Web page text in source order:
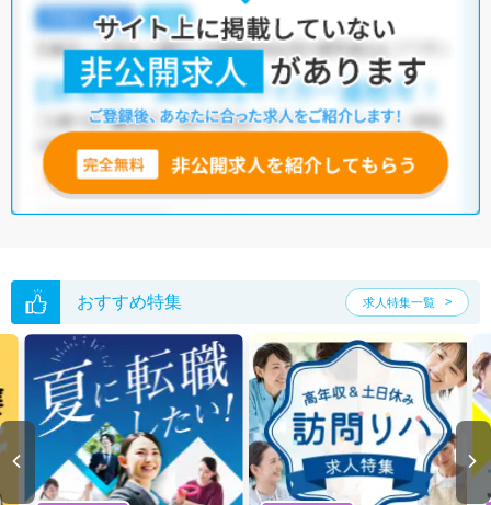
千葉市中央区の管理栄養士/栄養士求人では以下のような条件が人気で
す。
土日祝休・積極採用中 ・残業少なめ・正社員(正職員) ・
・クリニック・ 介護福祉施設・保育園・その他
他の条件でも人気の求人がございますので、「こだわり条件」から検索
いただくか、お気軽にお問い合わせください。
全国の管理栄養士/栄養士求人から検索いただくことも可能です。
無料転職支援サービスにお申し込みいただくと、ご希望条件をヒアリン
転職支援の他、情報収集や募集状況の確認も、お気軽にご相談くださ
い。
おすすめ特集 求人特集一覧